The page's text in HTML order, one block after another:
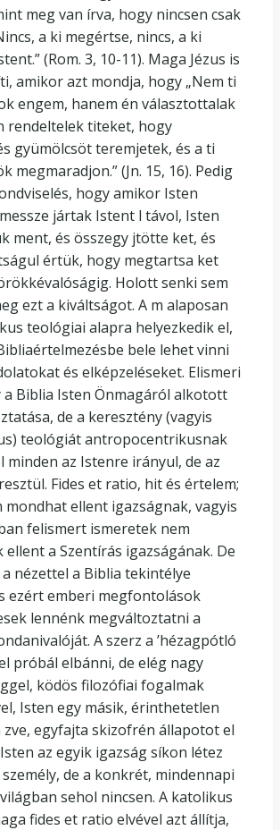
meg van írva, hogy nincsen csak
a ki megértse, nincs, a ki
(Rom. 3, 10-11). Maga Jézus is
amikor azt mondja, hogy „Nem ti
engem, hanem én választottalak
rendeltelek titeket, hogy
gyümölcsöt teremjetek, és a ti
megmaradjon.” (Jn. 15, 16). Pedig
hogy amikor Isten
jártak Istent l távol, Isten
ment, és összegy jtötte ket, és
értük, hogy megtartsa ket
Holott senki sem
ezt a kiváltságot. A m alaposan
teológiai alapra helyezkedik el,
bele lehet vinni
és elképzeléseket. Elismeri
a Biblia Isten Önmagáról alkotott
de a keresztény (vagyis
teológiát antropocentrikusnak
minden az Istenre irányul, de az
Fides et ratio, hit és értelem;
mondhat ellent igazságnak, vagyis
felismert ismeretek nem
a Szentírás igazságának. De
nézettel a Biblia tekintélye
ezért emberi megfontolások
lennénk megváltoztatni a
A szerz a ’hézagpótló
próbál elbánni, de elég nagy
ködös filozófiai fogalmak
Isten egy másik, érinthetetlen
zve, egyfajta skizofrén állapotot el
az egyik igazság síkon létez
de a konkrét, mindennapi
sehol nincsen. A katolikus
fides et ratio elvével azt állítja,